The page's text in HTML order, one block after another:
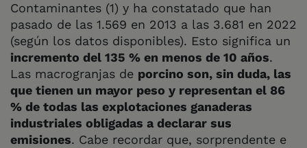
Contaminantes (1) y ha constatado que han
pasado de las 1.569 en 2013 a las 3.681 en 2022
(según los datos disponibles). Esto significa un
incremento del 135 % en menos de 10 años.
Las macrogranjas de porcino son, sin duda, las
que tienen un mayor peso y representan el 86
% de todas las explotaciones ganaderas
industriales obligadas a declarar sus
emisiones. Cabe recordar que, sorprendente e